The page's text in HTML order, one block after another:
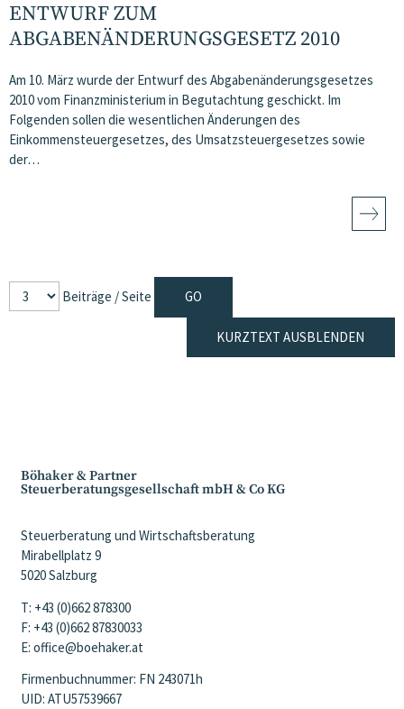
ENTWURF ZUM
ABGABENÄNDERUNGSGESETZ 2010
Am 10. März wurde der Entwurf des Abgabenänderungsgesetzes
2010 vom Finanzministerium in Begutachtung geschickt. Im
Folgenden sollen die wesentlichen Änderungen des
Einkommensteuergesetzes, des Umsatzsteuergesetzes sowie
der…
Beiträge / Seite
KURZTEXT AUSBLENDEN
Böhaker & Partner
Steuerberatungsgesellschaft mbH & Co KG
Steuerberatung und Wirtschaftsberatung
Mirabellplatz 9
5020 Salzburg
T: +43 (0)662 878300
F: +43 (0)662 87830033
E: office@boehaker.at
Firmenbuchnummer: FN 243071h
UID: ATU57539667